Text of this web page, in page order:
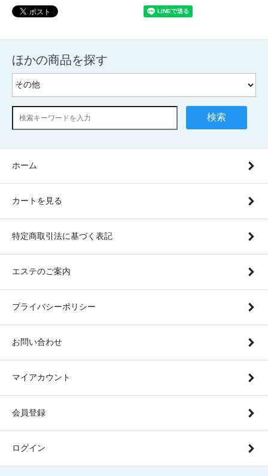
ほかの商品を探す
検索
ホーム
カートを見る
特定商取引法に基づく表記
エステのご案内
プライバシーポリシー
お問い合わせ
マイアカウント
会員登録
ログイン